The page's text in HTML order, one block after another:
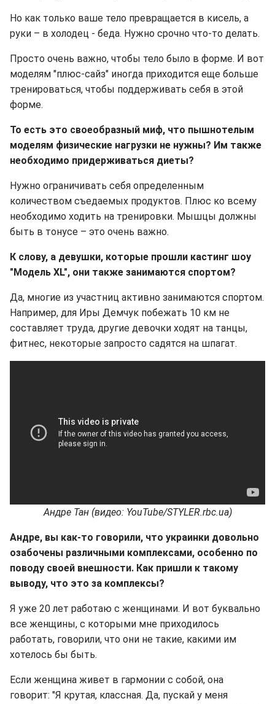
Но как только ваше тело превращается в кисель, а
руки – в холодец - беда. Нужно срочно что-то делать.
Просто очень важно, чтобы тело было в форме. И вот
моделям "плюс-сайз" иногда приходится еще больше
тренироваться, чтобы поддерживать себя в этой
форме.
То есть это своеобразный миф, что пышнотелым
моделям физические нагрузки не нужны? Им также
необходимо придерживаться диеты?
Нужно ограничивать себя определенным
количеством съедаемых продуктов. Плюс ко всему
необходимо ходить на тренировки. Мышцы должны
быть в тонусе – это очень важно.
К слову, а девушки, которые прошли кастинг шоу
"Модель XL", они также занимаются спортом?
Да, многие из участниц активно занимаются спортом.
Например, для Иры Демчук побежать 10 км не
составляет труда, другие девочки ходят на танцы,
фитнес, некоторые запросто садятся на шпагат.
Андре Тан (видео: YouTube/STYLER.rbc.ua)
Андре, вы как-то говорили, что украинки довольно
озабочены различными комплексами, особенно по
поводу своей внешности. Как пришли к такому
выводу, что это за комплексы?
Я уже 20 лет работаю с женщинами. И вот буквально
все женщины, с которыми мне приходилось
работать, говорили, что они не такие, какими им
хотелось бы быть.
Если женщина живет в гармонии с собой, она
говорит: "Я крутая, классная. Да, пускай у меня